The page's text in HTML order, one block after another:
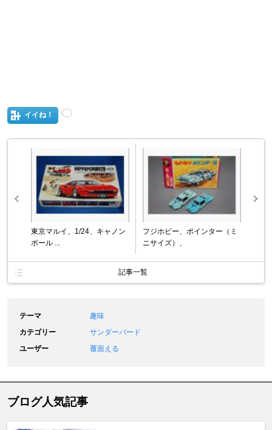
イイね！
東京マルイ、1/24、キャノン
ボール ...
フジホビー、ポインター（ミ
ニサイズ）、
記事一覧
テーマ
趣味
カテゴリー
サンダーバード
ユーザー
覆面える
ブログ人気記事